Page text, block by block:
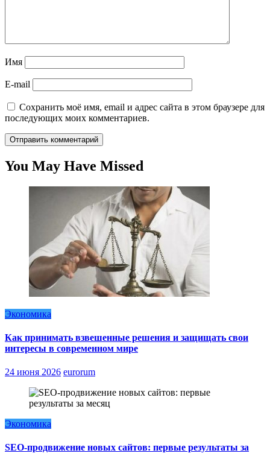
Имя
E-mail
Сохранить моё имя, email и адрес сайта в этом браузере для
последующих моих комментариев.
You May Have Missed
Экономика
Как принимать взвешенные решения и защищать свои
интересы в современном мире
24 июня 2026 eurorum
Экономика
SEO-продвижение новых сайтов: первые результаты за